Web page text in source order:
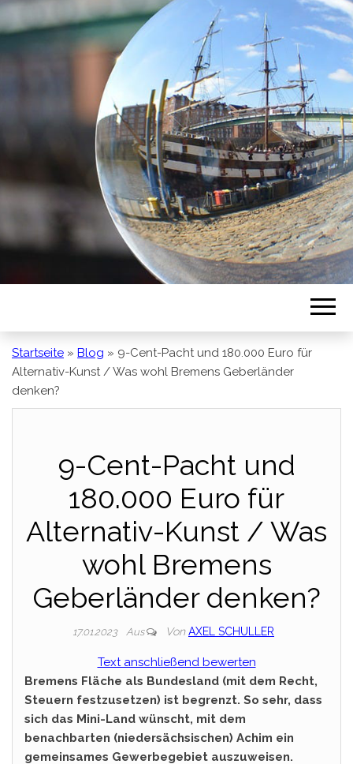
BREMEN SO
GESEHEN
Startseite » Blog » 9-Cent-Pacht und 180.000 Euro für
Alternativ-Kunst / Was wohl Bremens Geberländer
denken?
9-Cent-Pacht und
180.000 Euro für
Alternativ-Kunst / Was
wohl Bremens
Geberländer denken?
17.01.2023 Aus Von AXEL SCHULLER
Text anschließend bewerten
Bremens Fläche als Bundesland (mit dem Recht,
Steuern festzusetzen) ist begrenzt. So sehr, dass
sich das Mini-Land wünscht, mit dem
benachbarten (niedersächsischen) Achim ein
gemeinsames Gewerbegebiet auszuweisen.